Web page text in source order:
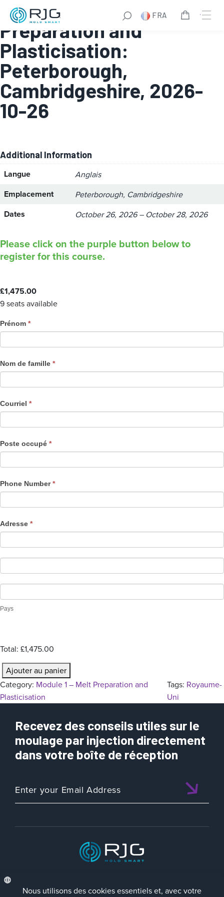
FRA
Module 1 – Melt
Preparation and
Plasticisation:
Peterborough,
Cambridgeshire, 2026-
10-26
Additional Information
Langue Anglais
Emplacement Peterborough, Cambridgeshire
Dates October 26, 2026 – October 28, 2026
Please click on the purple button below to
register for this course.
£1,475.00
9 seats available
C
o
u
r
s
e
R
e
g
s
a
i
o
n
Prénom *
Nom de famille *
Courriel *
Poste occupé *
Phone Number*
Adresse *
Pays
Total: £1,475.00
u
a
n
Ajouter au panier
Category: Module 1 – Melt Preparation and
Plasticisation
Tags: Royaume-
Uni
Recevez des conseils utiles sur le
moulage par injection directement
dans votre boîte de réception